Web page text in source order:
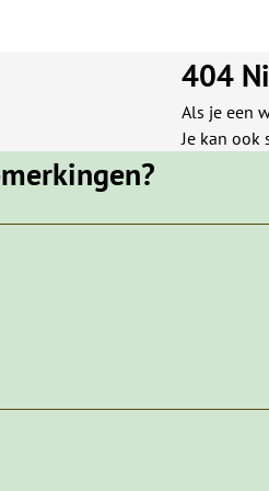
404
Als je een
Je kan ook